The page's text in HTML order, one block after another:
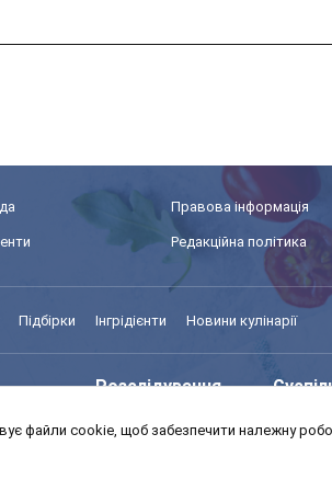
Правова інформація
Редакційна політика
Підбірки Інгрідієнти Новини кулінарії
Розслідування
Авто
файли cookie, щоб забезпечити належну